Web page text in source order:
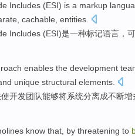
Includes (ESI) is a markup
, cachable, entities.
Includes (ESI)是一种标记语言 ，
enables the development
unique structural elements
使开发团队能够将系统分离成不断增
know that by threatening to